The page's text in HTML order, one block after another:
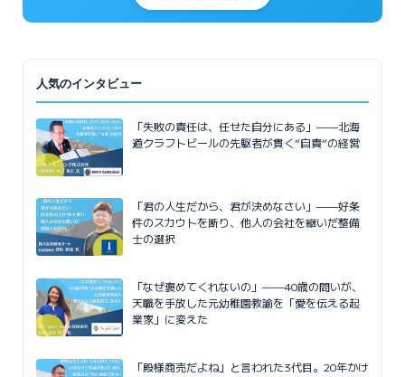
人気のインタビュー
「失敗の責任は、任せた自分にある」——北海
道クラフトビールの先駆者が貫く”自責”の経営
「君の人生だから、君が決めなさい」——好条
件のスカウトを断り、他人の会社を継いだ整備
士の選択
「なぜ褒めてくれないの」——40歳の問いが、
天職を手放した元幼稚園教諭を「愛を伝える起
業家」に変えた
「殿様商売だよね」と言われた3代目。20年かけ